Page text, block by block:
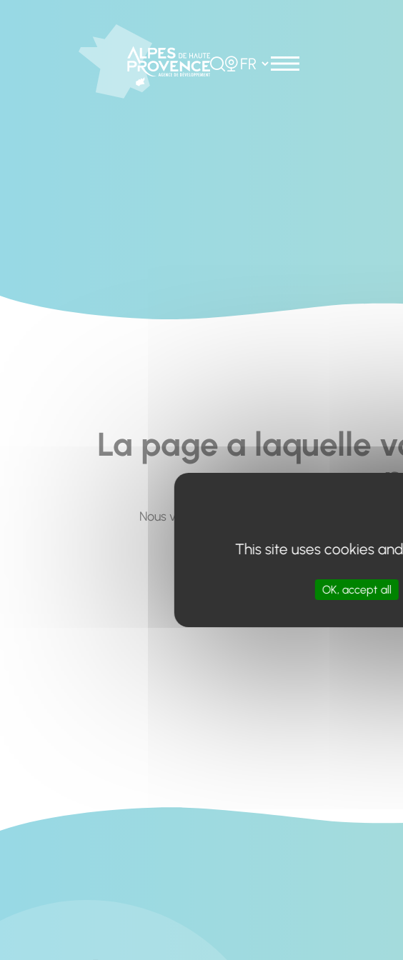
Rechercher
Choisir la langue
La page a laquelle
Nous vous invitons à utiliser le moteur de
This site uses cookies
OK, accept all